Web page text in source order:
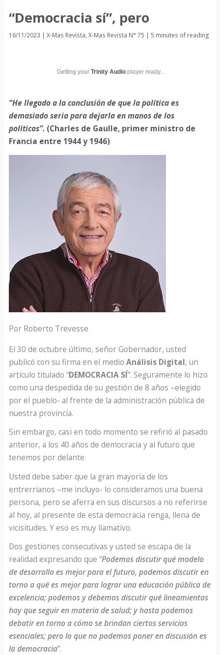
“Democracia sí”, pero
16/11/2023 |X-Mas Revista,X-Mas Revista N° 75 |5 minutes of reading
Getting your Trinity Audioplayer ready...
“He llegado a la conclusión de que la política es
demasiado seria para dejarla en manos de los
políticos”. (Charles de Gaulle, primer ministro de
Francia entre 1944 y 1946)
Por Roberto Trevesse
El 30 de octubre último, señor Gobernador, usted
publicó con su firma en el medioAnálisis Digital, un
artículo titulado “DEMOCRACIA SÍ”. Seguramente lo hizo
como una despedida de su gestión de 8 años –elegido
por el pueblo- al frente de la administración pública de
nuestra provincia.
Sin embargo, casi en todo momento se refirió al pasado
anterior, a los 40 años de democracia y al futuro que
tenemos por delante.
Usted debe saber que la gran mayoría de los
entrerrianos –me incluyo- lo consideramos una buena
persona, pero se aferra en sus discursos a no referirse
al hoy, al presente de esta democracia renga, llena de
vicisitudes. Y eso es muy llamativo.
Dos gestiones consecutivas y usted se escapa de la
realidad expresando que “Podemos discutir qué modelo
de desarrollo es mejor para el futuro, podemos discutir en
torno a qué es mejor para lograr una educación pública de
excelencia; podemos y debemos discutir qué lineamientos
hay que seguir en materia de salud; y hasta podemos
debatir en torno a cómo se brindan ciertos servicios
esenciales; pero lo que no podemos poner en discusión es
la democracia”.